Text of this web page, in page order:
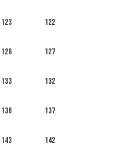
122
123
127
128
132
133
137
138
142
143